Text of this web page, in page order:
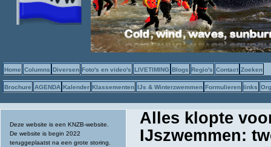
Home Columns Diversen Foto's en video's LIVETIMING Blogs Regio's Contact Zoeken
Brochure AGENDA Kalender Klassementen IJs & Winterzwemmen Formulieren links
Deze website is een KNZB-website.
De website is begin 2022
teruggeplaatst na een grote storing.
Alles klopte
IJszwemmen: